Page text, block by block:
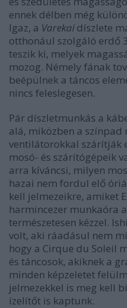
ennek délben még
Igaz, a Varekai díszlete
otthonául szolgáló erdő
teszik ki, melyek
mozog. Némely fának
beépülnek a táncos
nincs feleslegesen.
Pár díszletmunkás a
alá, miközben a
ventilátorokkal szárítják
mosó- és szárítógépeik
arra kíváncsi, milyen
hazai nem fordul elő
kell jelmezeikre, amiket
harmincezer munkaóra
természetesen kézzel.
volt, aki ráadásul nem
hogy a Cirque du Soleil
és táncosok, akiknek a
minden képzeletet
jelmezekkel is meg kell
ízelítőt is kaptunk.